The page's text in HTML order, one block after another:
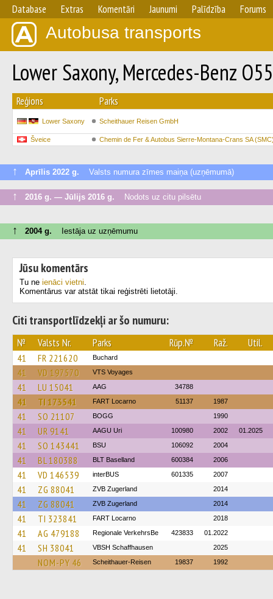
Database Extras Komentāri Jaunumi Palīdzība Forums
Autobusa transports
Lower Saxony, Mercedes-Benz
Reģions Parks
Lower Saxony Scheithauer Reisen GmbH
Šveice Chemin de Fer & Autobus Sierre-Montana-Crans SA
↑ Aprīlis 2022 g. Valsts numura zīmes maiņa (uzņēmumā)
↑ 2016 g. — Jūlijs 2016 g. Nodots uz citu pilsētu
↑ 2004 g. Iestāja uz uzņēmumu
Jūsu komentārs
Tu ne ienāci vietni.
Komentārus var atstāt tikai reģistrēti lietotāji.
Citi transportlīdzekļi ar šo numuru:
№ Valsts Nr. Parks Rūp.№ Raž. Util.
41 FR 221620 Buchard
41 VD 197570 VTS Voyages
41 LU 15041 AAG 34788
41 TI 173541 FART Locarno 51137 1987
41 SO 21107 BOGG 1990
41 UR 9141 AAGU Uri 100980 2002 01.2025
41 SO 143441 BSU 106092 2004
41 BL 180388 BLT Baselland 600384 2006
41 VD 146539 interBUS 601335 2007
41 ZG 88041 ZVB Zugerland 2014
41 ZG 88041 ZVB Zugerland 2014
41 TI 323841 FART Locarno 2018
41 AG 479188 Regionale VerkehrsBe 423833 01.2022
41 SH 38041 VBSH Schaffhausen 2025
NOM-PY 46 Scheithauer-Reisen 19837 1992